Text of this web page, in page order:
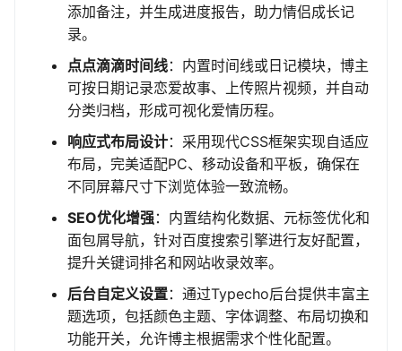
添加备注，并生成进度报告，助力情侣成长记
录。
点点滴滴时间线：内置时间线或日记模块，博主
可按日期记录恋爱故事、上传照片视频，并自动
分类归档，形成可视化爱情历程。
响应式布局设计：采用现代CSS框架实现自适应
布局，完美适配PC、移动设备和平板，确保在
不同屏幕尺寸下浏览体验一致流畅。
SEO优化增强：内置结构化数据、元标签优化和
面包屑导航，针对百度搜索引擎进行友好配置，
提升关键词排名和网站收录效率。
后台自定义设置：通过Typecho后台提供丰富主
题选项，包括颜色主题、字体调整、布局切换和
功能开关，允许博主根据需求个性化配置。